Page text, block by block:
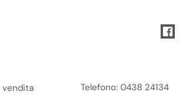
vendita Telefono: 0438 24134